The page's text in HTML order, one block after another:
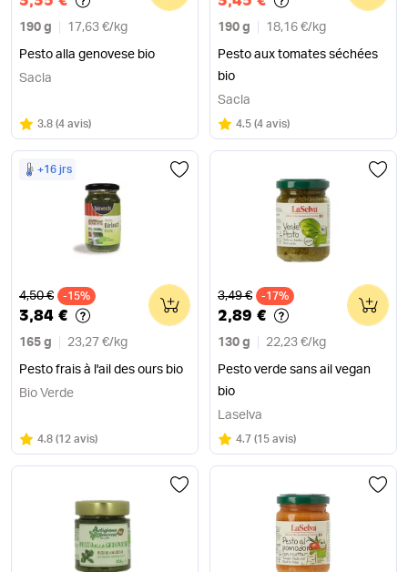
190 g 17,63 €/ kg
Pesto alla genovese bio
Sacla
Note
3.8 sur 5
(4 avis)
190 g 18,16 €/ kg
Pesto aux tomates séchées
bio
Sacla
Note
4.5 sur 5
(4 avis)
+16 jrs
Ancien prix
4,50 € -15%
3,84 €
165 g 23,27 €/ kg
Pesto frais à l'ail des ours bio
0
Bio Verde
Note
4.8 sur 5
(12 avis)
Ancien prix
3,49 € -17%
2,89 €
130 g 22,23 €/ kg
Pesto verde sans ail vegan
bio
0
Laselva
Note
4.7 sur 5
(15 avis)